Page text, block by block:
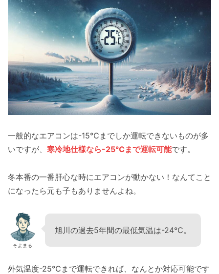
一般的なエアコンは-15℃までしか運転できないものが多
いですが、 寒冷地仕様なら-25℃まで運転可能です。
冬本番の一番肝心な時にエアコンが動かない！なんてこと
になったら元も子もありませんよね。
そよまる
旭川の過去5年間の最低気温は-24℃。
外気温度-25℃まで運転できれば、なんとか対応可能です